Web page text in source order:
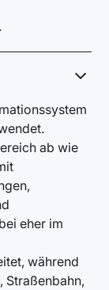
ab wie
eher im
während
Straßenbahn,